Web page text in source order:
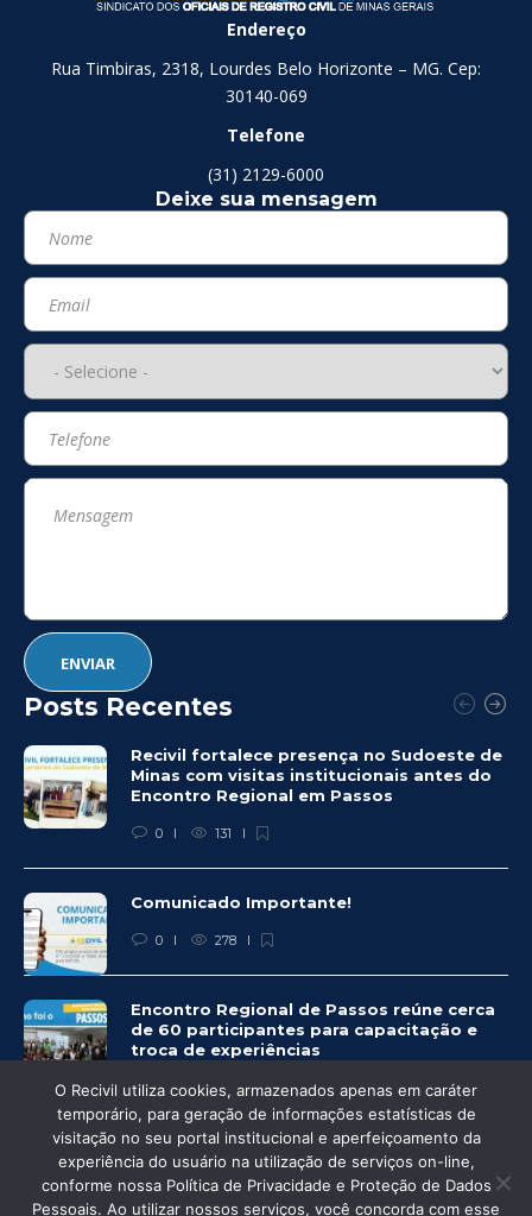
Endereço
Rua Timbiras, 2318, Lourdes Belo Horizonte – MG. Cep:
30140-069
Telefone
(31) 2129-6000
Deixe sua mensagem
Posts Recentes
Recivil fortalece presença no Sudoeste de
Minas com visitas institucionais antes do
Encontro Regional em Passos
0 131
Comunicado Importante!
0 278
Encontro Regional de Passos reúne cerca
de 60 participantes para capacitação e
troca de experiências
0 274
© Recivil 2020 – Todos os direitos reservados.
O Recivil utiliza cookies, armazenados apenas em caráter
temporário, para geração de informações estatísticas de
visitação no seu portal institucional e aperfeiçoamento da
experiência do usuário na utilização de serviços on-line,
conforme nossa Política de Privacidade e Proteção de Dados
Pessoais. Ao utilizar nossos serviços, você concorda com esse